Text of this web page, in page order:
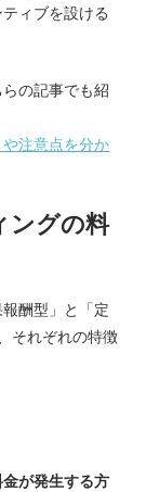
ィブを設ける
の記事でも紹
注意点を分か
ングの料
酬型」と「定
それぞれの特徴
が発生する方